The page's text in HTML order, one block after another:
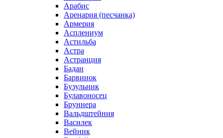
Арабис
Аренария (песчанка)
Армерия
Асплениум
Астильба
Астра
Астранция
Бадан
Барвинок
Бузульник
Булавоносец
Бруннера
Вальдштейния
Василек
Вейник